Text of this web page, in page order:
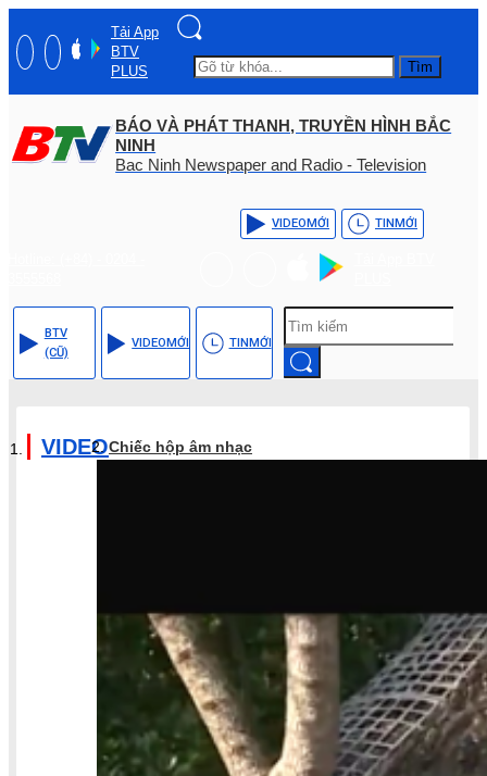
Tải App
BTV
PLUS
Tìm
BÁO VÀ PHÁT THANH, TRUYỀN HÌNH BẮC
NINH
Bac Ninh Newspaper and Radio - Television
VIDEOMỚI TINMỚI
BTV
(CŨ)
VIDEOMỚI TINMỚI
VIDEOChiếc hộp âm nhạc